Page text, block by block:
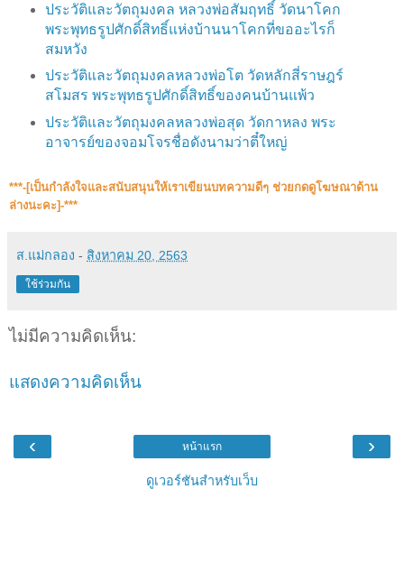
ประวัติและวัตถุมงคล หลวงพ่อสัมฤทธิ์ วัดนาโคก
พระพุทธรูปศักดิ์สิทธิ์แห่งบ้านนาโคกที่ขออะไรก็
สมหวัง
ประวัติและวัตถุมงคลหลวงพ่อโต วัดหลักสี่ราษฎร์
สโมสร พระพุทธรูปศักดิ์สิทธิ์ของคนบ้านแพ้ว
ประวัติและวัตถุมงคลหลวงพ่อสุด วัดกาหลง พระ
อาจารย์ของจอมโจรชื่อดังนามว่าตี๋ใหญ่
***-[เป็นกำลังใจและสนับสนุน​ให้เราเขียนบทความดีๆ ช่วยกดดูโฆษณาด้าน
ล่างนะคะ]-***
ส.แม่กลอง - สิงหาคม 20, 2563
ใช้ร่วมกัน
ไม่มีความคิดเห็น:
แสดงความคิดเห็น
‹ ›
หน้าแรก
ดูเวอร์ชันสำหรับเว็บ